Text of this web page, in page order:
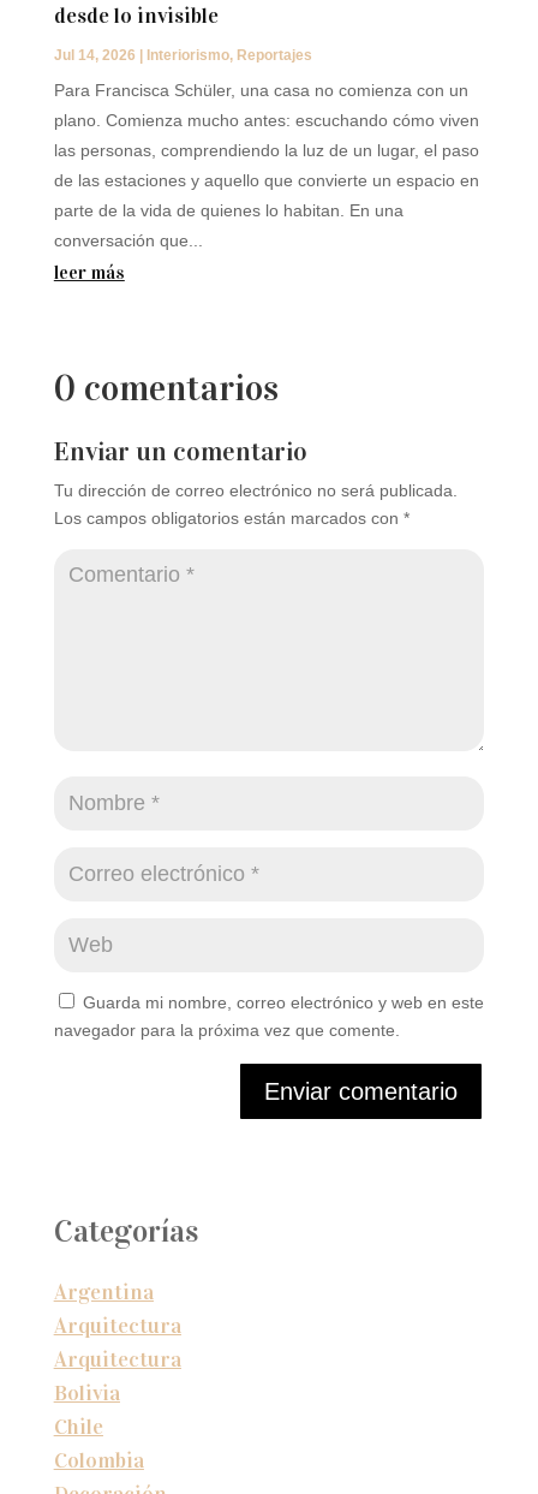
desde lo invisible
Jul 14, 2026 Interiorismo, Reportajes
Para Francisca Schüler, una casa no comienza con un
plano. Comienza mucho antes: escuchando cómo viven
las personas, comprendiendo la luz de un lugar, el paso
de las estaciones y aquello que convierte un espacio en
parte de la vida de quienes lo habitan. En una
conversación que...
leer más
0 comentarios
Enviar un comentario
Tu dirección de correo electrónico no será publicada.
Los campos obligatorios están marcados con *
Guarda mi nombre, correo electrónico y web en este
navegador para la próxima vez que comente.
Enviar comentario
Categorías
Argentina
Arquitectura
Arquitectura
Bolivia
Chile
Colombia